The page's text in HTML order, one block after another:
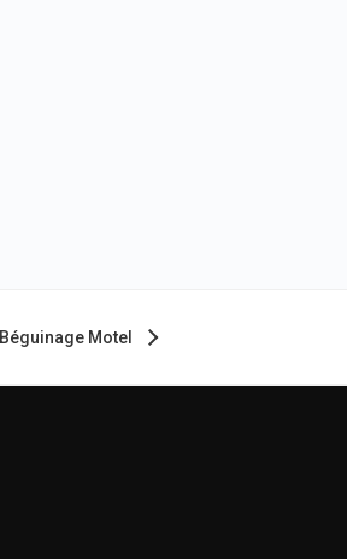
Béguinage Motel